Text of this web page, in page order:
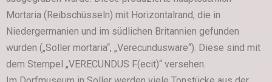
Mortaria (Reibschüsseln) mit Horizontalrand, die in
Niedergermanien und im südlichen Britannien gefunden
wurden („Soller mortaria“, „Verecundusware“). Diese sind mit
dem Stempel „VERECUNDUS F(ecit)“ versehen.